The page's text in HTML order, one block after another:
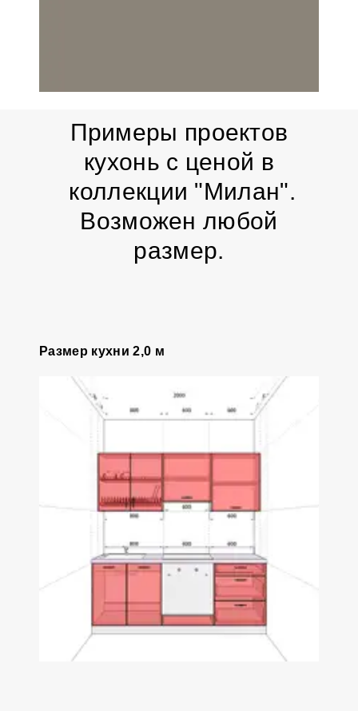
Примеры проектов
кухонь с ценой в
коллекции "Милан".
Возможен любой
размер.
Размер кухни 2,0 м